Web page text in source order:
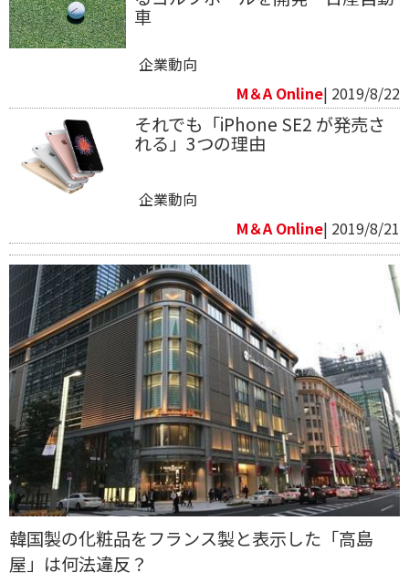
車
企業動向
M＆A Online| 2019/8/22
それでも「iPhone SE2 が発売さ
れる」3つの理由
企業動向
M＆A Online| 2019/8/21
韓国製の化粧品をフランス製と表示した「高島
屋」は何法違反？